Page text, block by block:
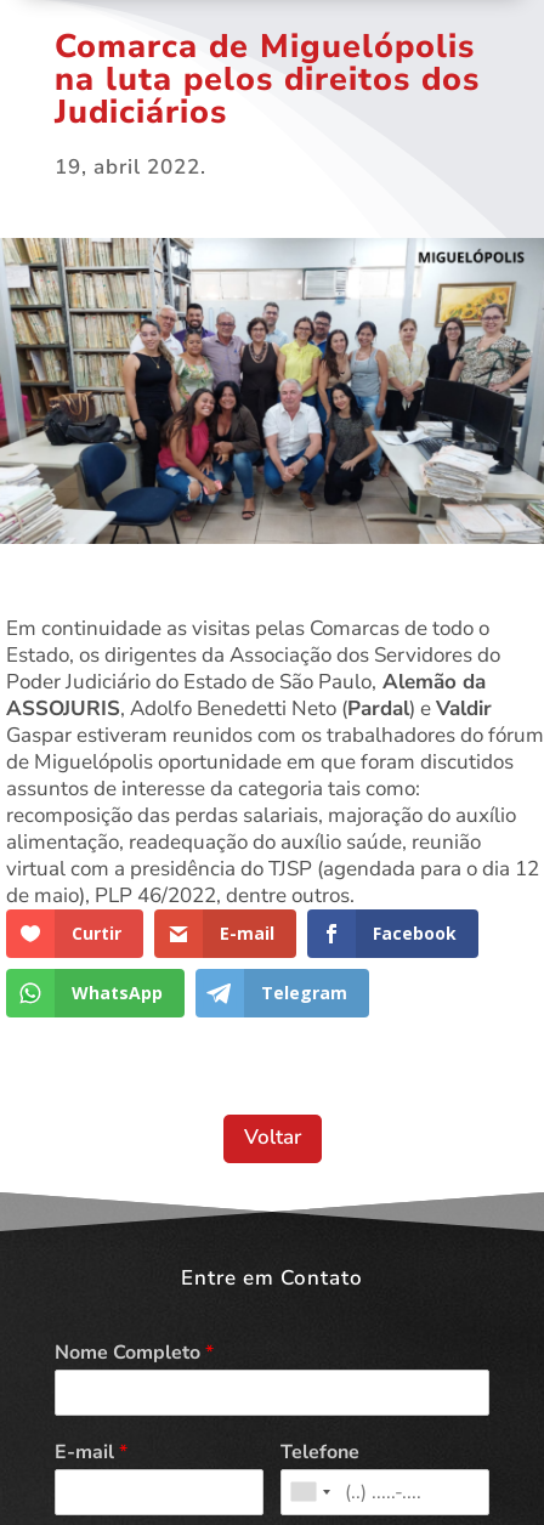
Comarca de Miguelópolis
na luta pelos direitos dos
Judiciários
19, abril 2022.
Em continuidade as visitas pelas Comarcas de todo o
Estado, os dirigentes da Associação dos Servidores do
Poder Judiciário do Estado de São Paulo, Alemão da
ASSOJURIS, Adolfo Benedetti Neto (Pardal) eValdir
Gaspar estiveram reunidos com os trabalhadores do fórum
de Miguelópolis oportunidade em que foram discutidos
assuntos de interesse da categoria tais como:
recomposição das perdas salariais, majoração do auxílio
alimentação, readequação do auxílio saúde, reunião
virtual com a presidência do TJSP (agendada para o dia 12
de maio), PLP 46/2022, dentre outros.
Curtir E-mail Facebook
WhatsApp Telegram
Voltar
Entre em Contato
Nome Completo*
E-mail* Telefone